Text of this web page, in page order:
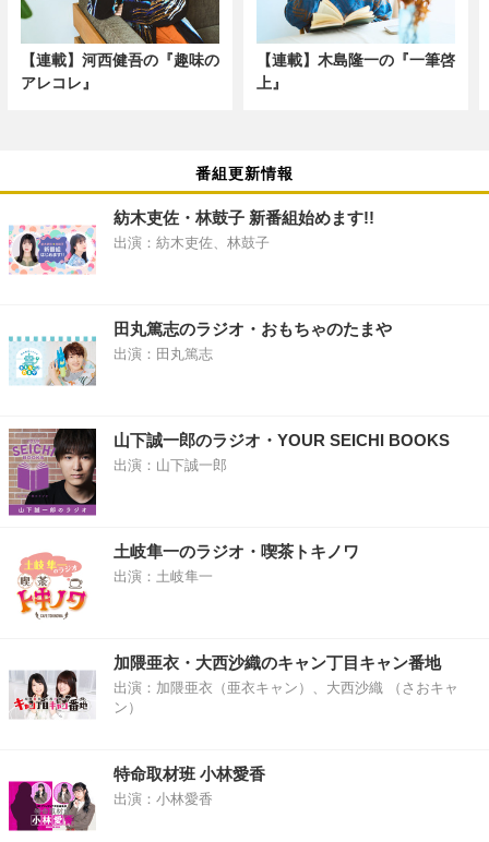
【連載】河西健吾の『趣味の
アレコレ』
【連載】木島隆一の『一筆啓
上』
番組更新情報
紡木吏佐・林鼓子 新番組始めます!!
出演：紡木吏佐、林鼓子
田丸篤志のラジオ・おもちゃのたまや
出演：田丸篤志
山下誠一郎のラジオ・YOUR SEICHI BOOKS
出演：山下誠一郎
土岐隼一のラジオ・喫茶トキノワ
出演：土岐隼一
加隈亜衣・大西沙織のキャン丁目キャン番地
出演：加隈亜衣（亜衣キャン）、大西沙織 （さおキャ
ン）
特命取材班 小林愛香
出演：小林愛香